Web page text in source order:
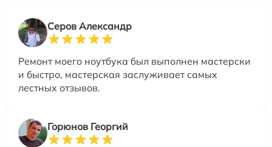
Серов Александр
Ремонт моего ноутбука был выполнен мастерски
и быстро, мастерская заслуживает самых
лестных отзывов.
Горюнов Георгий